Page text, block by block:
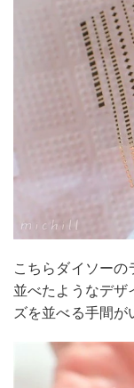
こちらダイソー
並べたようなデザ
ズを並べる手間が